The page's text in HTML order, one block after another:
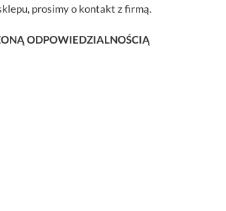
prosimy o kontakt z firmą.
ODPOWIEDZIALNOŚCIĄ